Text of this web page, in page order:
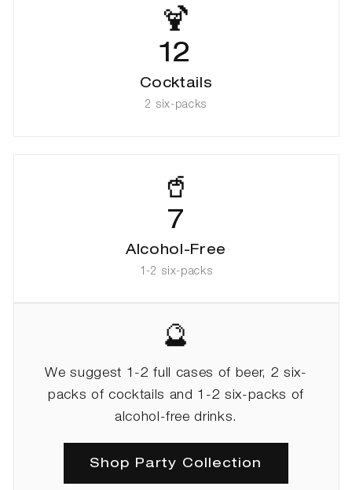
🍹
12
Cocktails
2 six-packs
🥤
7
Alcohol-Free
1-2 six-packs
🔮
We suggest 1-2 full cases of beer, 2 six-
packs of cocktails and 1-2 six-packs of
alcohol-free drinks.
Shop Party Collection